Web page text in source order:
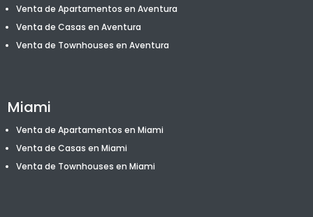
Venta de Apartamentos en Aventura
Venta de Casas en Aventura
Venta de Townhouses en Aventura
Miami
Venta de Apartamentos en Miami
Venta de Casas en Miami
Venta de Townhouses en Miami